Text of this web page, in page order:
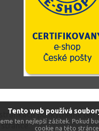
Tento web používá
ten nejlepší zážitek.
cookie na této
poskytneme